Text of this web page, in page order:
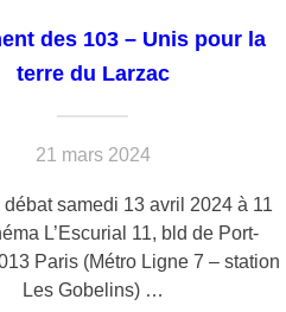
des 103 – Unis pour la
terre du Larzac
21 mars 2024
débat samedi 13 avril 2024 à 11
L’Escurial 11, bld de Port-
Paris (Métro Ligne 7 – station
Les Gobelins) …